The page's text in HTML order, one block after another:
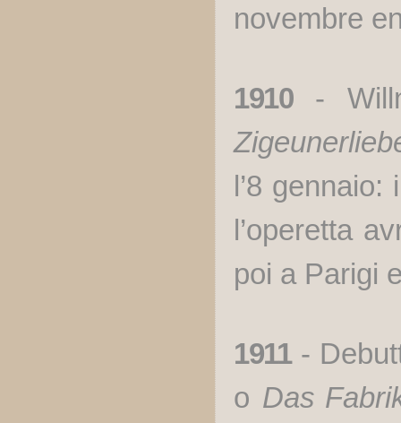
novembre
1910-
l’8
l’operetta
poi a Parigi
1911-
o Das